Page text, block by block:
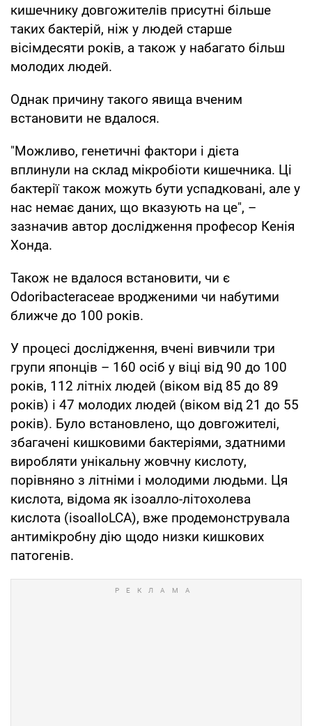
кишечнику довгожителів присутні більше
таких бактерій, ніж у людей старше
вісімдесяти років, а також у набагато більш
молодих людей.
Однак причину такого явища вченим
встановити не вдалося.
"Можливо, генетичні фактори і дієта
вплинули на склад мікробіоти кишечника. Ці
бактерії також можуть бути успадковані, але у
нас немає даних, що вказують на це", –
зазначив автор дослідження професор Кенія
Хонда.
Також не вдалося встановити, чи є
Odoribacteraceae вродженими чи набутими
ближче до 100 років.
У процесі дослідження, вчені вивчили три
групи японців – 160 осіб у віці від 90 до 100
років, 112 літніх людей (віком від 85 до 89
років) і 47 молодих людей (віком від 21 до 55
років). Було встановлено, що довгожителі,
збагачені кишковими бактеріями, здатними
виробляти унікальну жовчну кислоту,
порівняно з літніми і молодими людьми. Ця
кислота, відома як ізоалло-літохолева
кислота (isoalloLCA), вже продемонструвала
антимікробну дію щодо низки кишкових
патогенів.